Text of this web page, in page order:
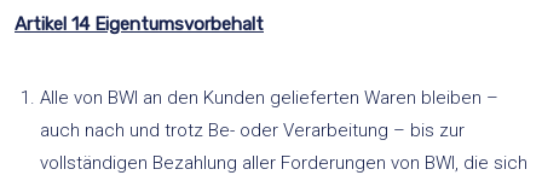
Artikel 14 Eigentumsvorbehalt
Alle von BWI an den Kunden gelieferten Waren bleiben –
auch nach und trotz Be- oder Verarbeitung – bis zur
vollständigen Bezahlung aller Forderungen von BWI, die sich